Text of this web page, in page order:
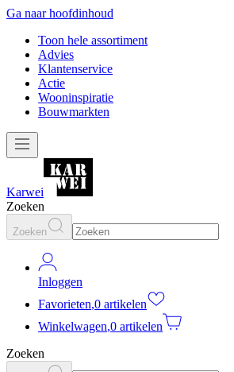
Ga naar hoofdinhoud
Toon hele assortiment
Advies
Klantenservice
Actie
Wooninspiratie
Bouwmarkten
Karwei
Zoeken
Zoeken
Inloggen
Favorieten,0 artikelen
Winkelwagen,0 artikelen
Zoeken